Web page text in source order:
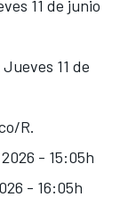
11 de junio
11 de
R.
- 15:05h
- 16:05h